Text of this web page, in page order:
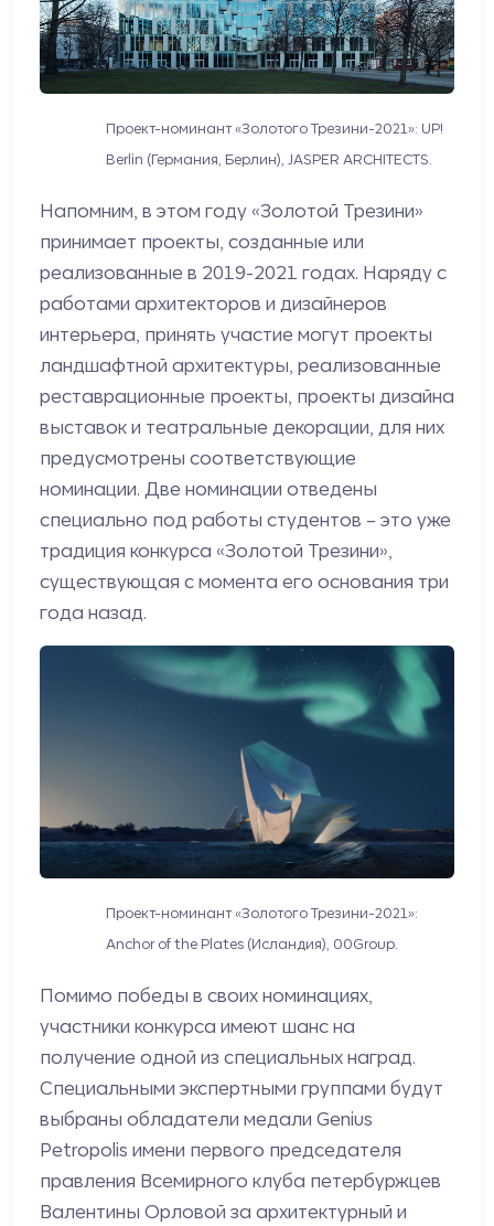
Проект-номинант «Золотого Трезини-2021»: UP!
Berlin (Германия, Берлин), JASPER ARCHITECTS.
Напомним, в этом году «Золотой Трезини»
принимает проекты, созданные или
реализованные в 2019-2021 годах. Наряду с
работами архитекторов и дизайнеров
интерьера, принять участие могут проекты
ландшафтной архитектуры, реализованные
реставрационные проекты, проекты дизайна
выставок и театральные декорации, для них
предусмотрены соответствующие
номинации. Две номинации отведены
специально под работы студентов – это уже
традиция конкурса «Золотой Трезини»,
существующая с момента его основания три
года назад.
Проект-номинант «Золотого Трезини-2021»:
Anchor of the Plates (Исландия), 00Group.
Помимо победы в своих номинациях,
участники конкурса имеют шанс на
получение одной из специальных наград.
Специальными экспертными группами будут
выбраны обладатели медали Genius
Petropolis имени первого председателя
правления Всемирного клуба петербуржцев
Валентины Орловой за архитектурный и